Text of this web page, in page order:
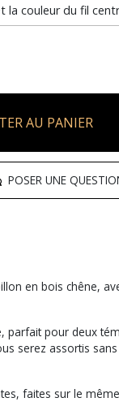
AU PANIER
POSER UNE
en bois chêne,
parfait pour deux
serez assortis
faites sur le